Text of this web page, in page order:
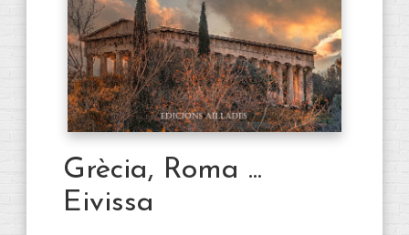
Grècia, Roma ...
Eivissa